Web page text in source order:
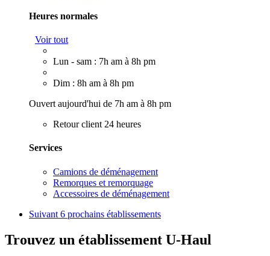
Heures normales
Voir tout
Lun - sam : 7h am à 8h pm
Dim : 8h am à 8h pm
Ouvert aujourd'hui de 7h am à 8h pm
Retour client 24 heures
Services
Camions de déménagement
Remorques et remorquage
Accessoires de déménagement
Suivant 6 prochains établissements
Trouvez un établissement U-Haul